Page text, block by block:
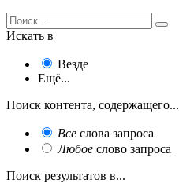
Искать в
Везде
Ещё...
Поиск контента, содержащего...
Все слова запроса
Любое слово запроса
Поиск результатов в...